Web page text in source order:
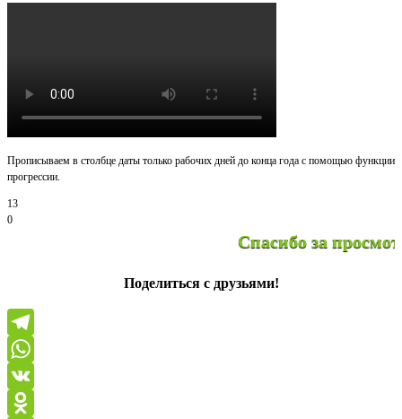
Прописываем в столбце даты только рабочих дней до конца года с помощью функции
прогрессии.
13
0
Спасибо за просмотр! Не
Поделиться с друзьями!
Telegram
WhatsApp
VK